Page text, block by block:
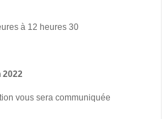
à 12 heures 30
2022
vous sera communiquée